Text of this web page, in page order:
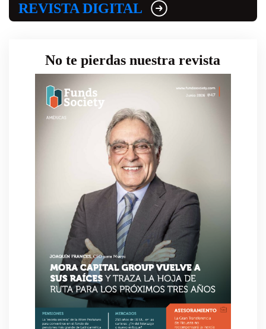
REVISTA DIGITAL
No te pierdas nuestra revista